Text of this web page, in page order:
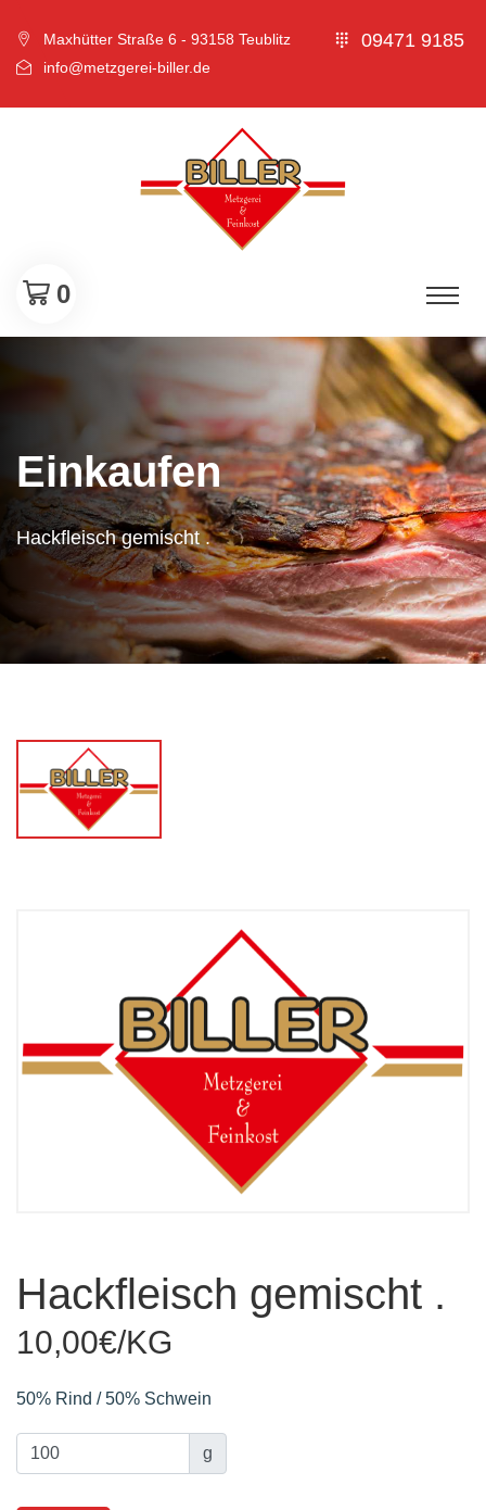
Maxhütter Straße 6 - 93158 Teublitz
info@metzgerei-biller.de
09471 9185
0
Einkaufen
Hackfleisch gemischt .
Hackfleisch gemischt .
10,00€/KG
50% Rind / 50% Schwein
g